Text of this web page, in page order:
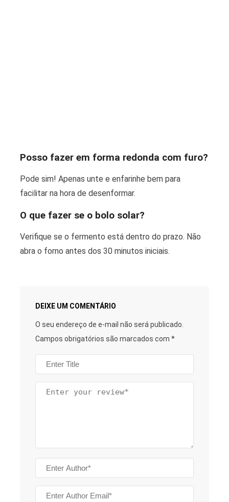
Posso fazer em forma redonda com furo?
Pode sim! Apenas unte e enfarinhe bem para
facilitar na hora de desenformar.
O que fazer se o bolo solar?
Verifique se o fermento está dentro do prazo. Não
abra o forno antes dos 30 minutos iniciais.
DEIXE UM COMENTÁRIO
O seu endereço de e-mail não será publicado.
Campos obrigatórios são marcados com *